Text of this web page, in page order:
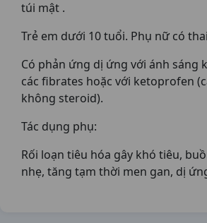
túi mật .
Trẻ em dưới 10 tuổi. Phụ nữ có
Có phản ứng dị ứng với ánh sáng
các fibrates hoặc với ketoprofen
không steroid).
Tác dụng phụ:
Rối loạn tiêu hóa gây khó tiêu,
nhẹ, tăng tạm thời men gan, dị